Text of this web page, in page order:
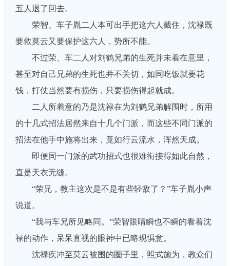
五人退了回去。
荣智、车子胤二人本可出手把这六人截住，沈禄既
要救莫云又要保护这六人，势所不能。
不过荣、车二人对刘鹤兄弟的生死并未着在意里，
甚至对自己兄弟的生死也并不关切，如同吃饭就要花
钱，打仗当然要有损伤，只要损伤得起就成。
二人所着意的乃是沈禄在为刘鹤兄弟解围时，所用
的十几式招法居然来自十几个门派，而这些不同门派的
招法在他手中施将出来，竟如行云流水，浑然天成。
即便同一门派的武功招式也很难衔接得如此自然，
直是天衣无缝。
“荣兄，教主这次是不是有些轻敌了？”车子胤小声
说道。
“我与车兄所见略同。”荣智眼睛瞬也不瞬的看着沈
禄的动作，呆呆直视的眼神中已略现惧意。
沈禄疾冲至莫云被围的圈子里，照式施为，教众们